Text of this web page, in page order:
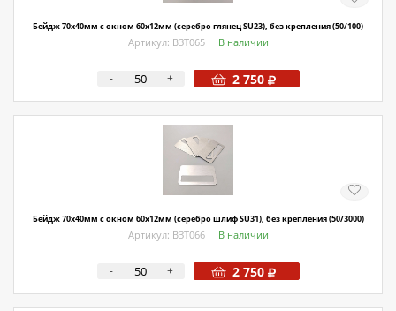
Бейдж 70х40мм с окном 60х12мм (серебро глянец SU23), без крепления (50/100)
Артикул: ВЗТ065 В наличии
- + 2 750
Бейдж 70х40мм с окном 60х12мм (серебро шлиф SU31), без крепления (50/3000)
Артикул: ВЗТ066 В наличии
- + 2 750